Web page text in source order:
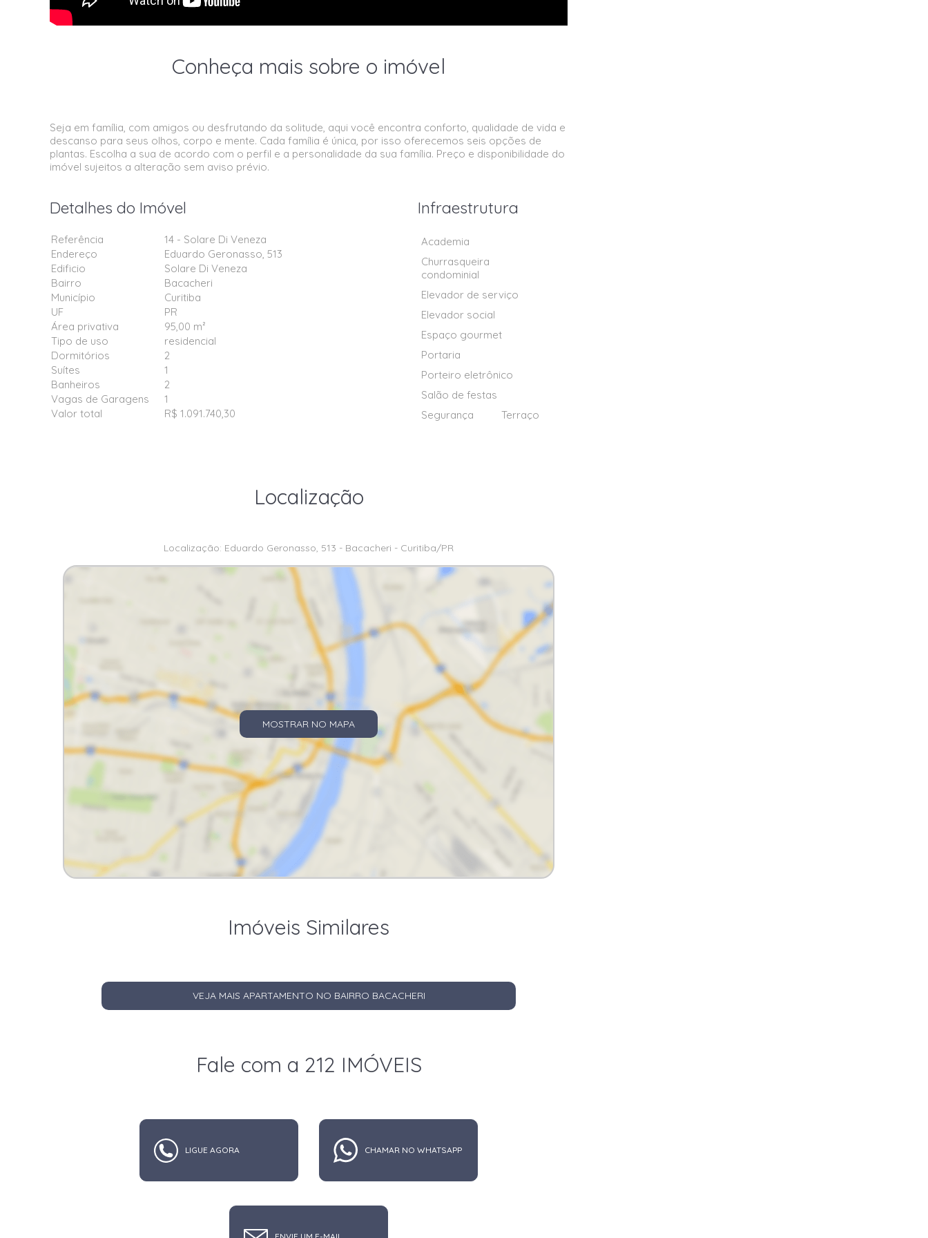
Conheça mais sobre o imóvel
Seja em família, com amigos ou desfrutando da solitude, aqui você encontra conforto, qualidade de vida e
descanso para seus olhos, corpo e mente. Cada família é única, por isso oferecemos seis opções de
plantas. Escolha a sua de acordo com o perfil e a personalidade da sua família. Preço e disponibilidade do
imóvel sujeitos a alteração sem aviso prévio.
Detalhes do Imóvel
Referência
14 - Solare Di Veneza
Endereço
Eduardo Geronasso, 513
Edificio
Solare Di Veneza
Bairro
Bacacheri
Município
Curitiba
UF
PR
Área privativa
95,00 m²
Tipo de uso
residencial
Dormitórios
2
Suítes
1
Banheiros
2
Vagas de Garagens
1
Valor total
R$ 1.091.740,30
Infraestrutura
Academia
Churrasqueira
condominial
Elevador de serviço
Elevador social
Espaço gourmet
Portaria
Porteiro eletrônico
Salão de festas
Segurança
Terraço
Localização
Localização: Eduardo Geronasso, 513 - Bacacheri - Curitiba/PR
MOSTRAR NO MAPA
Imóveis Similares
VEJA MAIS APARTAMENTO NO BAIRRO BACACHERI
Fale com a 212 IMÓVEIS
LIGUE AGORA CHAMAR NO WHATSAPP